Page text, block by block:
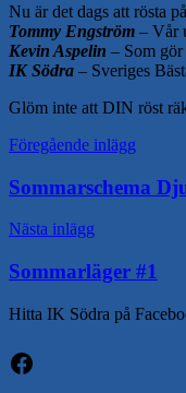
Nu är det dags att rösta
Tommy Engström – Vår
Kevin Aspelin – Som gör
IK Södra – Sveriges
Glöm inte att DIN röst
Föregående inlägg
Sommarschema
Nästa inlägg
Sommarläger #1
Hitta IK Södra på
Facebook